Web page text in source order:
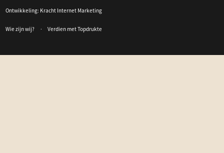
Ontwikkeling: Kracht Internet Marketing
Wie zijn wij? Verdien met Topdrukte